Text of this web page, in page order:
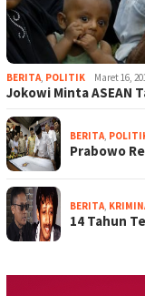
BERITA, POLITIK Maret 16,
Jokowi Minta ASEAN
BERITA,
Prabowo
BERITA,
14 Tahun